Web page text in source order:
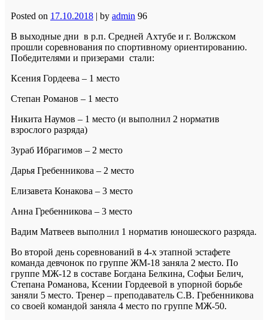
Posted on 17.10.2018 | by admin 96
В выходные дни в р.п. Средней Ахтубе и г. Волжском
прошли соревнования по спортивному ориентированию.
Победителями и призерами стали:
Ксения Гордеева – 1 место
Степан Романов – 1 место
Никита Наумов – 1 место (и выполнил 2 норматив
взрослого разряда)
Зураб Ибрагимов – 2 место
Дарья Гребенникова – 2 место
Елизавета Конакова – 3 место
Анна Гребенникова – 3 место
Вадим Матвеев выполнил 1 норматив юношеского разряда.
Во второй день соревнований в 4-х этапной эстафете
команда девчонок по группе ЖМ-18 заняла 2 место. По
группе МЖ-12 в составе Богдана Белкина, Софьи Белич,
Степана Романова, Ксении Гордеевой в упорной борьбе
заняли 5 место. Тренер – преподаватель С.В. Гребенникова
со своей командой заняла 4 место по группе МЖ-50.